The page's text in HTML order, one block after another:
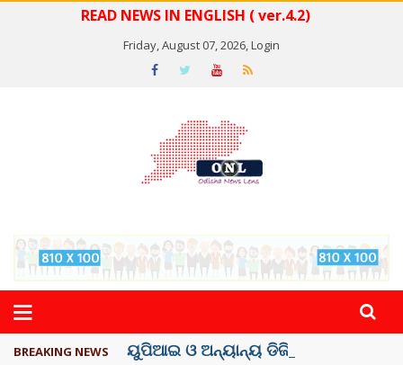
READ NEWS IN ENGLISH ( ver.4.2)
Friday, August 07, 2026,Login
BREAKING NEWS ୟୁପିଆଇ ଓ ଅନ୍ୟାନ୍ୟ ଡିଜିଟାଲ୍ ନେଣଦେଣ ...